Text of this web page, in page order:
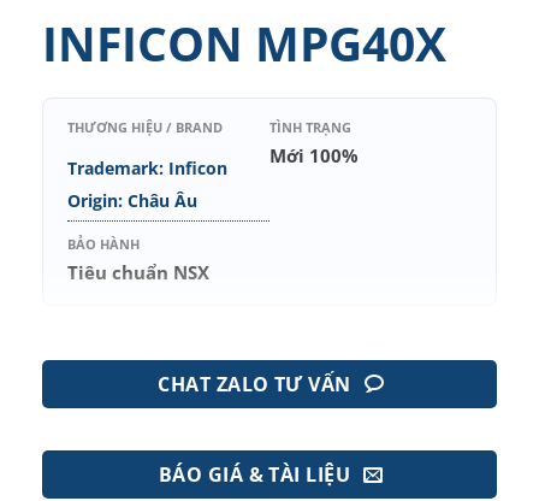
INFICON MPG40X
THƯƠNG HIỆU / BRAND
Trademark: Inficon
Origin: Châu Âu
TÌNH TRẠNG
Mới 100%
BẢO HÀNH
Tiêu chuẩn NSX
CHAT ZALO TƯ VẤN
BÁO GIÁ & TÀI LIỆU